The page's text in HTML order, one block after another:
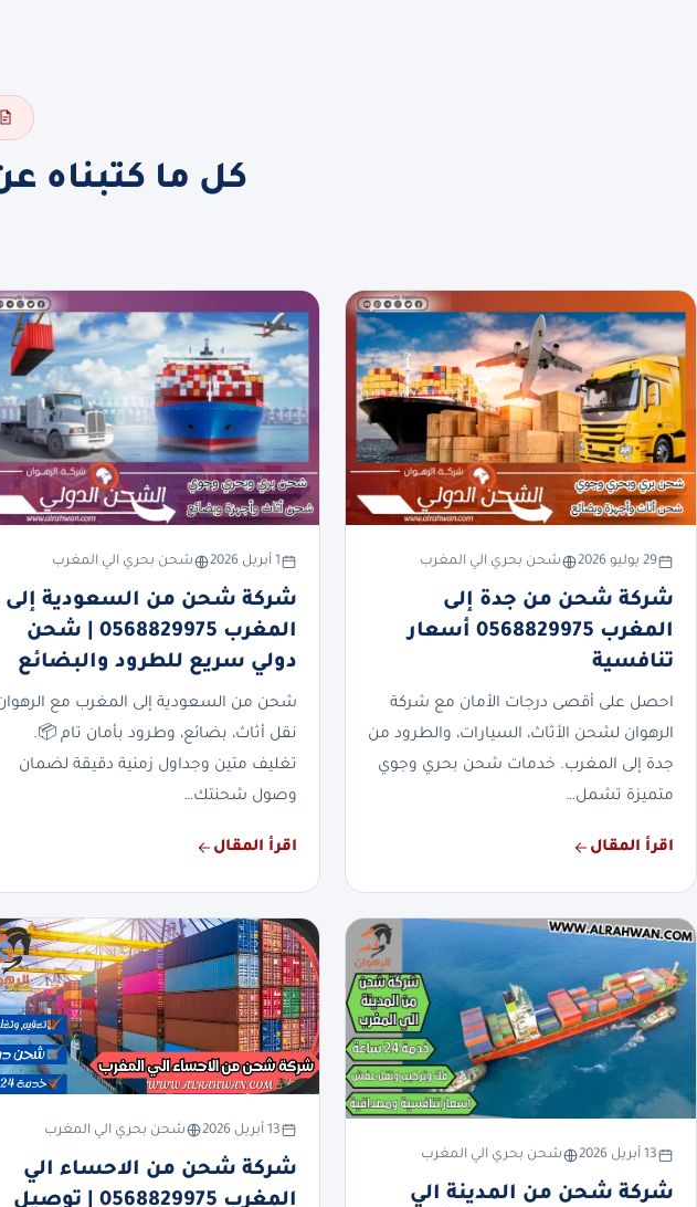
كل ما كتبناه
29 يوليو 2026 شحن بحري الي المغرب
شركة شحن من جدة إلى
المغرب 0568829975 أسعار
تنافسية
احصل على أقصى درجات الأمان مع شركة
الرهوان لشحن الأثاث، السيارات، والطرود من
جدة إلى المغرب. خدمات شحن بحري وجوي
متميزة تشمل…
اقرأ المقال
1 أبريل 2026 شحن بحري الي المغرب
شركة شحن من السعودية إلى
المغرب 0568829975 | شحن
دولي سريع للطرود والبضائع
شحن من السعودية إلى المغرب مع
نقل أثاث، بضائع، وطرود بأمان تام 📦.
تغليف متين وجداول زمنية دقيقة لضمان
وصول شحنتك…
اقرأ المقال
13 أبريل 2026 شحن بحري الي المغرب
شركة شحن من المدينة الي
13 أبريل 2026 شحن بحري الي المغرب
شركة شحن من الاحساء الي
المغرب 0568829975 | توصيل